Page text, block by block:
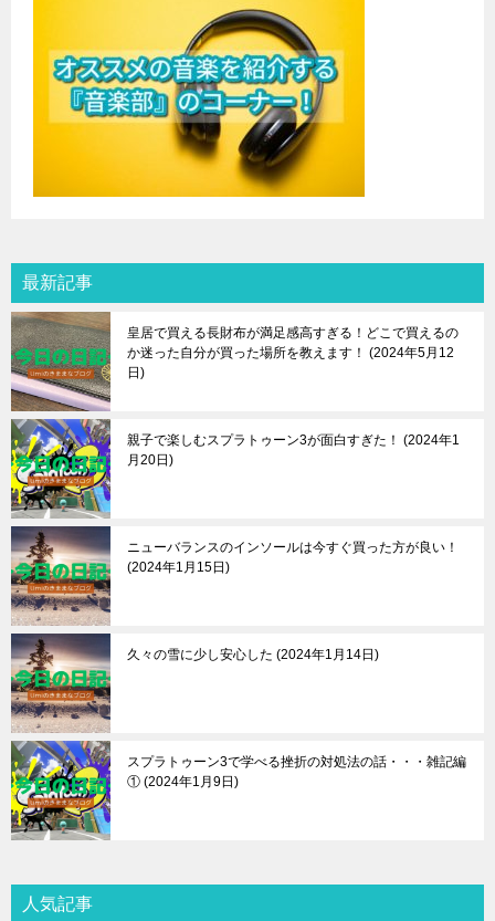
最新記事
皇居で買える長財布が満足感高すぎる！どこで買えるの
か迷った自分が買った場所を教えます！
2024年5月12
日
親子で楽しむスプラトゥーン3が面白すぎた！
2024年1
月20日
ニューバランスのインソールは今すぐ買った方が良い！
2024年1月15日
久々の雪に少し安心した 2024年1月14日
スプラトゥーン3で学べる挫折の対処法の話・・・雑記編
① 2024年1月9日
人気記事